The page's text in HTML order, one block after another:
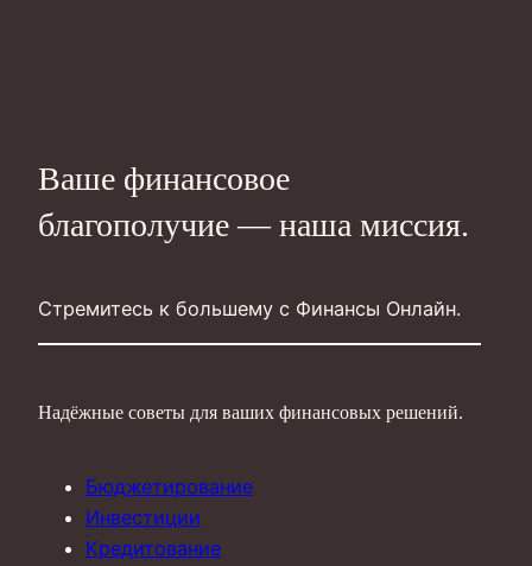
Ваше финансовое
благополучие — наша миссия.
Стремитесь к большему с Финансы Онлайн.
Надёжные советы для ваших финансовых решений.
Бюджетирование
Инвестиции
Кредитование